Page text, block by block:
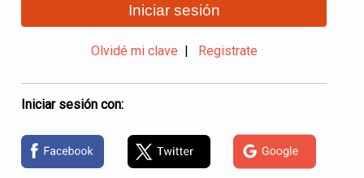
Iniciar sesión
Olvidé mi clave Registrate
Iniciar sesión con: